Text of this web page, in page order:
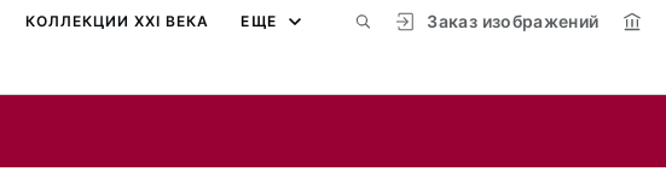
Заказ изображений
КОЛЛЕКЦИИ XXI ВЕКА ЕЩЕ